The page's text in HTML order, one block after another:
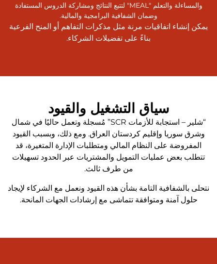
والمساءلة والتعلم "MEAL" لتتبع النتائج ومشاركة الدروس المستفادة
وضمان الشفافية البرامجية والمالية.
يمكن إنشاء اتفاقيات مرنة مثل مذكرات التفاهم أو المنح الفرعية
بناءً على تفضيلات الشركاء.
سياق التشغيل والقيود
“شلير – استجابة للأزمات SCR” مُسجلة وتعمل حاليًا في شمال
وشرق سوريا وإقليم كردستان العراق. ومع ذلك، وبسبب القيود
المفروضة على النظام المالي ومتطلبات الإدارة المتغيرة، قد
تتطلب بعض عمليات التمويل والمشتريات عبر الحدود تسهيلات
من طرف ثالث.
نتحلى بالشفافية التامة بشأن هذه القيود ونعمل مع الشركاء لإيجاد
حلول آمنة ومتوافقة تتماشى مع إرشادات الجهات المانحة.